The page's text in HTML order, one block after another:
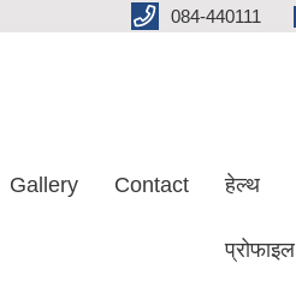
084-440111
Gallery Contact हेल्थ
प्रोफाइल